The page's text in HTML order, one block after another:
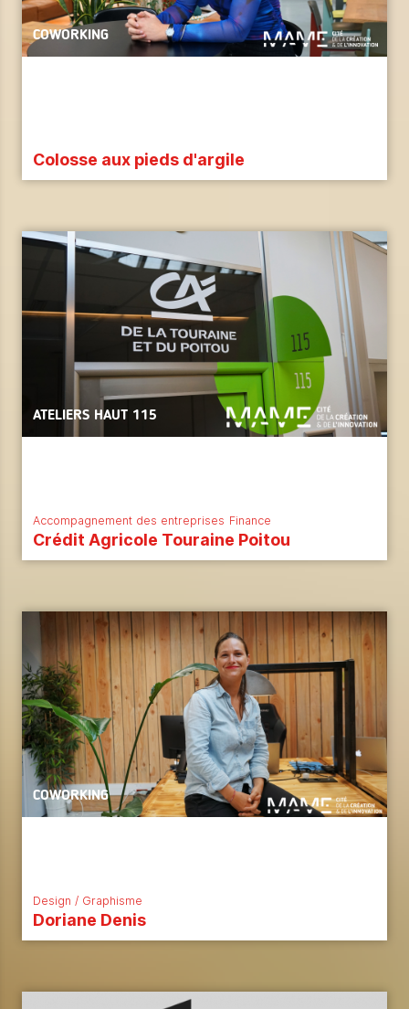
COWORKING
Colosse aux pieds d'argile
ATELIERS HAUT 115
Accompagnement des entreprises Finance
Crédit Agricole Touraine Poitou
COWORKING
Design / Graphisme
Doriane Denis